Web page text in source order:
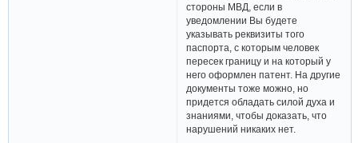
стороны МВД, если в
уведомлении Вы будете
указывать реквизиты того
паспорта, с которым человек
пересек границу и на который у
него оформлен патент. На другие
документы тоже можно, но
придется обладать силой духа и
знаниями, чтобы доказать, что
нарушений никаких нет.